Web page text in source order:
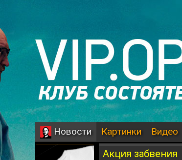
Новости Картинки Видео
Акция забвения